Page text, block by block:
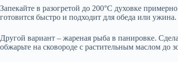
Запекайте в разогретой до 200°C духовке
готовится быстро и подходит для обеда или ужина.
Другой вариант – жареная рыба в панировке.
обжарьте на сковороде с растительным маслом до